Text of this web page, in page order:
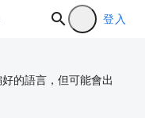
登入
的語言，但可能會出